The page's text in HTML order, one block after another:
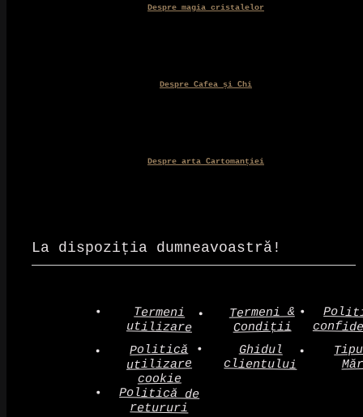
Despre magia cristalelor
Despre Cafea și Chi
Despre arta Cartomanției
La dispoziția dumneavoastră!
Termeni
utilizare
Termeni &
Condiții
Politică
utilizare
cookie
Ghidul
clientului
Politică de
retururi